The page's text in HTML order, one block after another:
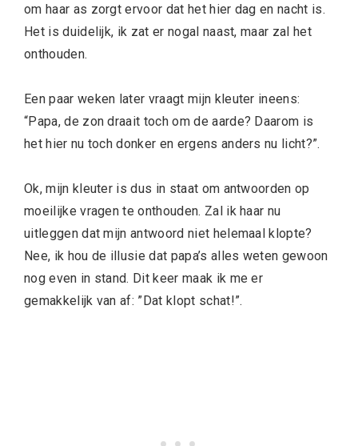
om haar as zorgt ervoor dat het hier dag en nacht is.
Het is duidelijk, ik zat er nogal naast, maar zal het
onthouden.
Een paar weken later vraagt mijn kleuter ineens:
“Papa, de zon draait toch om de aarde? Daarom is
het hier nu toch donker en ergens anders nu licht?”.
Ok, mijn kleuter is dus in staat om antwoorden op
moeilijke vragen te onthouden. Zal ik haar nu
uitleggen dat mijn antwoord niet helemaal klopte?
Nee, ik hou de illusie dat papa’s alles weten gewoon
nog even in stand. Dit keer maak ik me er
gemakkelijk van af: ”Dat klopt schat!”.